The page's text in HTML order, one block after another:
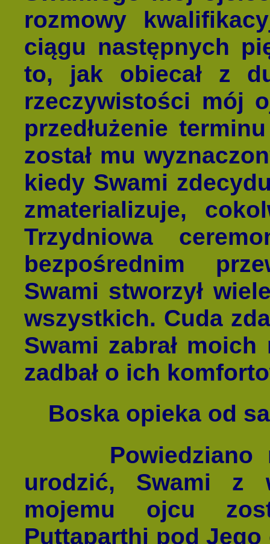
rozmowy
ciągu następnych
to, jak obiecał z
rzeczywistości mój
przedłużenie
został mu
kiedy Swami
zmaterializuje,
Trzydniowa
bezpośrednim
Swami stworzył
wszystkich. Cuda
Swami zabrał
zadbał o ich
Boska opieka od
Powiedziano
urodzić, Swami z
mojemu ojcu
Puttaparthi pod Jego